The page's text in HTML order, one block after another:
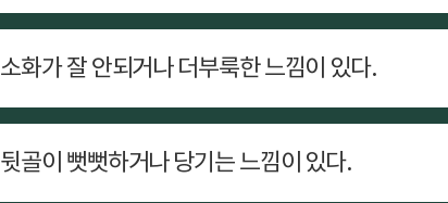
소화가 잘 안되거나 더부룩한 느낌이 있다.
뒷골이 뻣뻣하거나 당기는 느낌이 있다.